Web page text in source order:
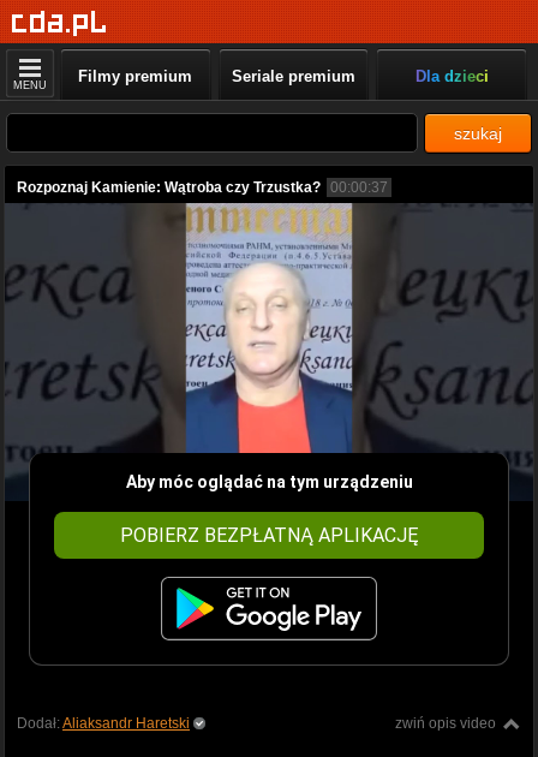
MENU Filmy premium Seriale premium Dla dzieci
szukaj
Rozpoznaj Kamienie: Wątroba czy Trzustka? 00:00:37
Aby móc oglądać na tym urządzeniu
POBIERZ BEZPŁATNĄ APLIKACJĘ
zwiń opis video
Dodał:Aliaksandr Haretski